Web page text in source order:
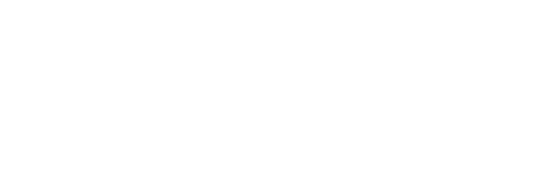
Parc Aventura, Paradisul Acvatic, Gradina
jumping. Iar de vrei sa te-nfratesti cu
dulce si-n orice colt de te vei duce, vei regasi
bucate-asezonate ori prin saloanele dansate,